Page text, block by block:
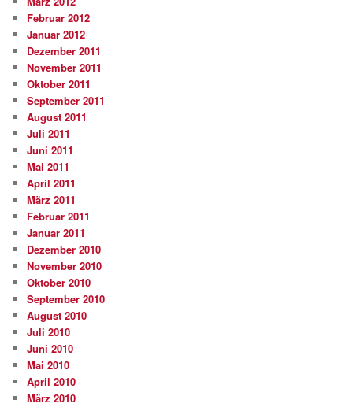
Februar 2012
Januar 2012
Dezember 2011
November 2011
Oktober 2011
September 2011
August 2011
Juli 2011
Juni 2011
Mai 2011
April 2011
März 2011
Februar 2011
Januar 2011
Dezember 2010
November 2010
Oktober 2010
September 2010
August 2010
Juli 2010
Juni 2010
Mai 2010
April 2010
März 2010